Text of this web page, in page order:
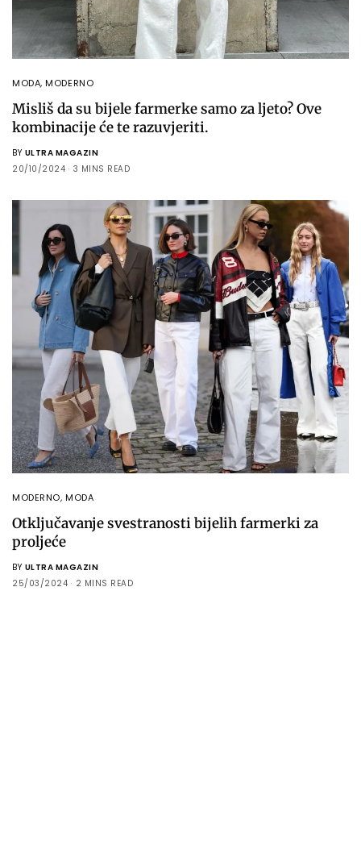
MODA,MODERNO
Misliš da su bijele farmerke samo za ljeto? Ove
kombinacije će te razuvjeriti.
BY ULTRA MAGAZIN
20/10/2024
3 MINS READ
MODERNO, MODA
Otključavanje svestranosti bijelih farmerki za
proljeće
BY ULTRA MAGAZIN
25/03/2024
2 MINS READ